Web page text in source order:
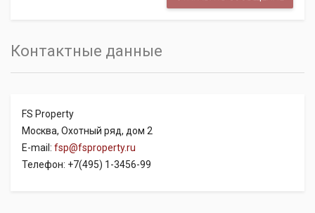
Контактные данные
FS Property
Москва, Охотный ряд, дом 2
E-mail: fsp@fsproperty.ru
Телефон: +7(495) 1-3456-99